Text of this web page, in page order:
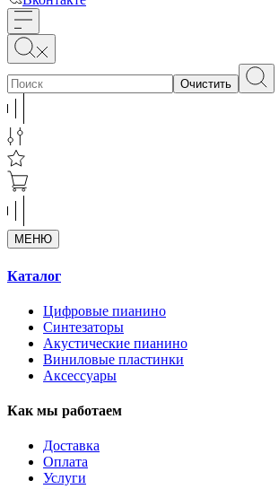
Очистить
МЕНЮ
Каталог
Цифровые пианино
Синтезаторы
Акустические пианино
Виниловые пластинки
Аксессуары
Как мы работаем
Доставка
Оплата
Услуги